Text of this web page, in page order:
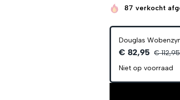
87 verkocht
Douglas
€ 82,95 € 112,95
Niet op voorraad